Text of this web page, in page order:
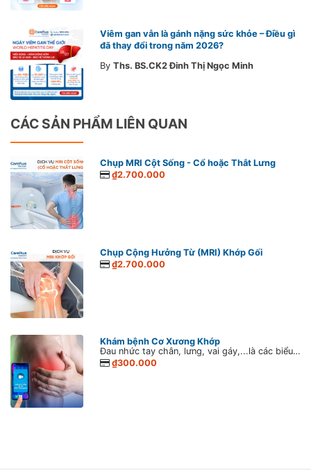
Viêm gan vẫn là gánh nặng sức khỏe – Điều gì
đã thay đổi trong năm 2026?
By Ths. BS.CK2 Đinh Thị Ngọc Minh
CÁC SẢN PHẨM LIÊN QUAN
Chụp MRI Cột Sống - Cổ hoặc Thắt Lưng
₫2.700.000
Chụp Cộng Hưởng Từ (MRI) Khớp Gối
₫2.700.000
Khám bệnh Cơ Xương Khớp
Đau nhức tay chân, lưng, vai gáy,...là các biểu hiện thường gặp của bệnh Cơ xương khớp. Dịch vụ khám tư vấn từ xa các bệnh Cơ xương khớp giúp kết nối người bệnh với các bác sĩ Nội Tổng quát tận tâm và giàu kinh nghiệm hàng đầu của CarePlus. Bác sĩ sẽ thăm khám, hướng dẫn các biện pháp chăm sóc đúng cách và tư vấn cụ thể để người bệnh cám thấy an tâm hơn trong giai đoạn giãn cách xã hội vì Covid-19.
₫300.000